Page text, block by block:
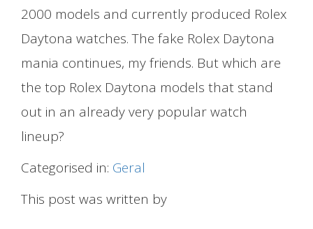
2000 models and currently produced Rolex
Daytona watches. The fake Rolex Daytona
mania continues, my friends. But which are
the top Rolex Daytona models that stand
out in an already very popular watch
lineup?
Categorised in: Geral
This post was written by